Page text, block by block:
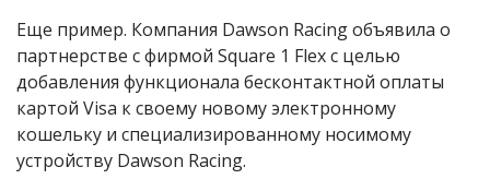
Еще пример. Компания Dawson Racing объявила о
партнерстве с фирмой Square 1 Flex с целью
добавления функционала бесконтактной оплаты
картой Visa к своему новому электронному
кошельку и специализированному носимому
устройству Dawson Racing.